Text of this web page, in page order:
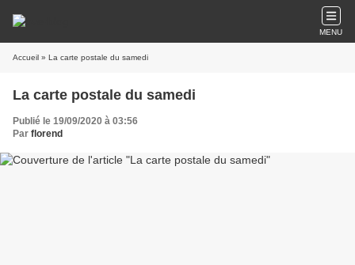
MENU
Accueil » La carte postale du samedi
La carte postale du samedi
Publié le 19/09/2020 à 03:56
Par florend